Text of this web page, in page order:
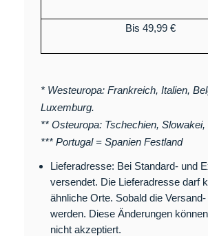
Bis 49,99 €
* Westeuropa: Frankreich, Italien,
Luxemburg.
** Osteuropa: Tschechien,
*** Portugal = Spanien Festland
Lieferadresse: Bei Standard- und
versendet. Die Lieferadresse darf
ähnliche Orte. Sobald die
werden. Diese Änderungen
nicht akzeptiert.